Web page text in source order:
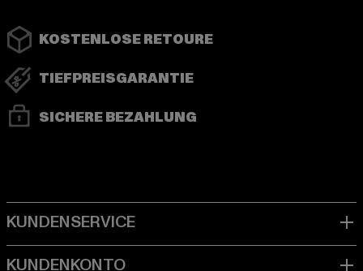
KOSTENLOSE RETOURE
TIEFPREISGARANTIE
SICHERE BEZAHLUNG